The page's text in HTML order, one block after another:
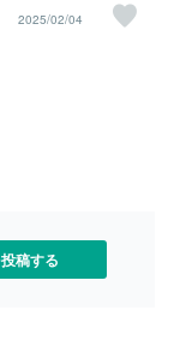
2025/02/04
稿する